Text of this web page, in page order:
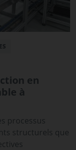
en
à
processus
structurels que